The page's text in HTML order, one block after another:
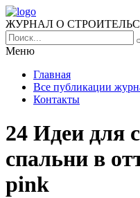
ЖУРНАЛ О
Меню
Главная
Все публикации
Контакты
24 Идеи для
спальни в
pink